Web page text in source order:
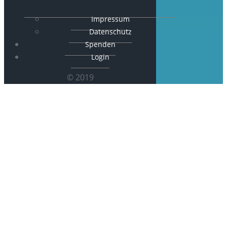
Impressum
Datenschutz
Spenden
Login
© 2019